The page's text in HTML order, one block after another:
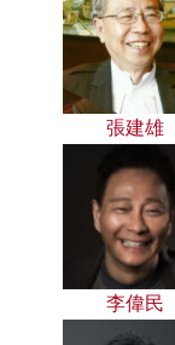
張建雄
李偉民